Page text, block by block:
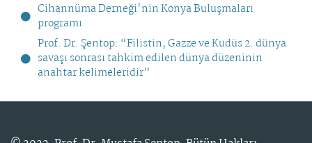
Cihannüma Derneği'nin Konya Buluşmaları
programı
Prof. Dr. Şentop: “Filistin, Gazze ve Kudüs 2. dünya
savaşı sonrası tahkim edilen dünya düzeninin
anahtar kelimeleridir”